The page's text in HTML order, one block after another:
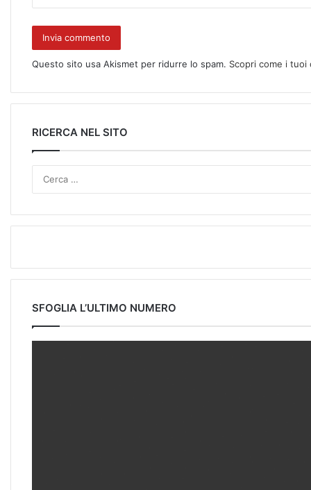
Questo sito usa Akismet per ridurre lo spam. Scopri come i
RICERCA NEL SITO
SFOGLIA L’ULTIMO NUMERO